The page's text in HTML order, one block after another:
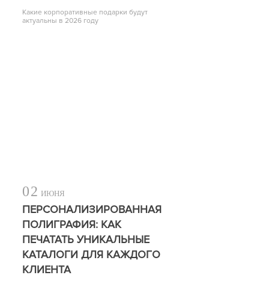
Какие корпоративные подарки будут
актуальны в 2026 году
02 ИЮНЯ
ПЕРСОНАЛИЗИРОВАННАЯ
ПОЛИГРАФИЯ: КАК
ПЕЧАТАТЬ УНИКАЛЬНЫЕ
КАТАЛОГИ ДЛЯ КАЖДОГО
КЛИЕНТА